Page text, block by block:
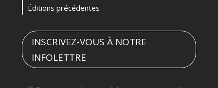
Éditions précédentes
INSCRIVEZ-VOUS À NOTRE
INFOLETTRE